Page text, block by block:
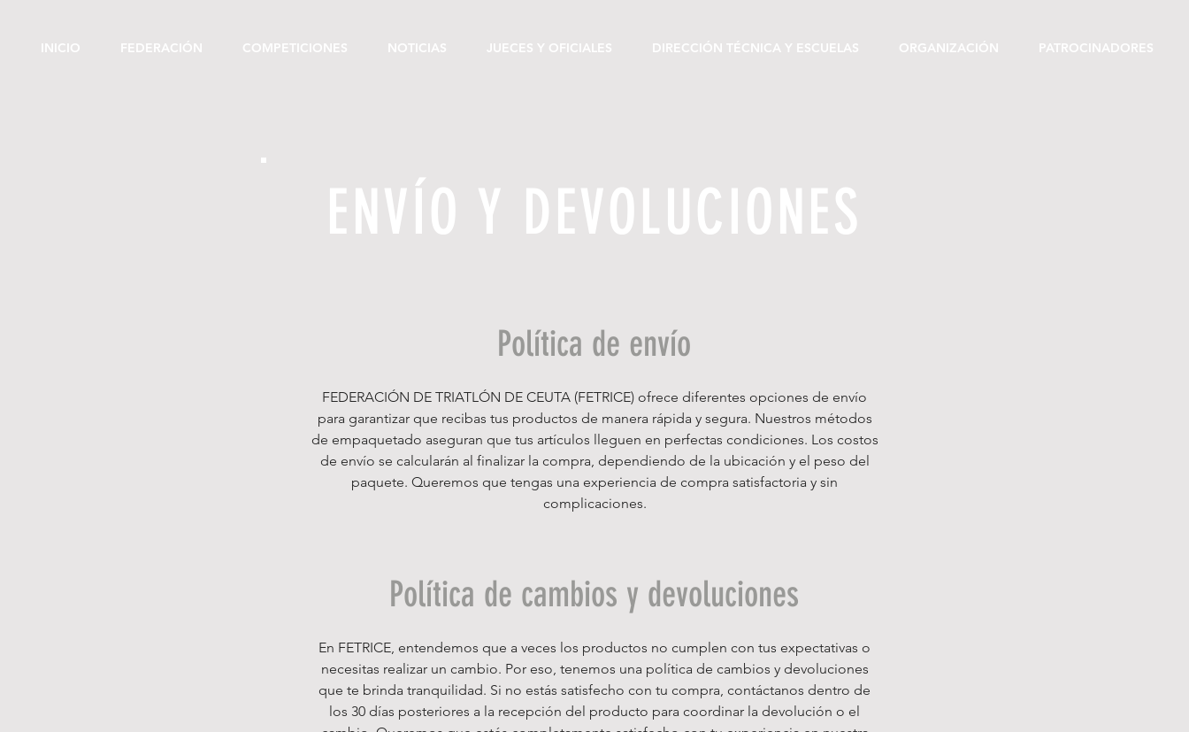
INICIO FEDERACIÓN COMPETICIONES NOTICIAS JUECES Y OFICIALES DIRECCIÓN TÉCNICA Y ESCUELAS ORGANIZACIÓN PATROCINADORES
ENVÍO Y DEVOLUCIONES
Política de envío
FEDERACIÓN DE TRIATLÓN DE CEUTA (FETRICE) ofrece diferentes opciones de envío
para garantizar que recibas tus productos de manera rápida y segura. Nuestros métodos
de empaquetado aseguran que tus artículos lleguen en perfectas condiciones. Los costos
de envío se calcularán al finalizar la compra, dependiendo de la ubicación y el peso del
paquete. Queremos que tengas una experiencia de compra satisfactoria y sin
complicaciones.
Política de cambios y devoluciones
En FETRICE, entendemos que a veces los productos no cumplen con tus expectativas o
necesitas realizar un cambio. Por eso, tenemos una política de cambios y devoluciones
que te brinda tranquilidad. Si no estás satisfecho con tu compra, contáctanos dentro de
los 30 días posteriores a la recepción del producto para coordinar la devolución o el